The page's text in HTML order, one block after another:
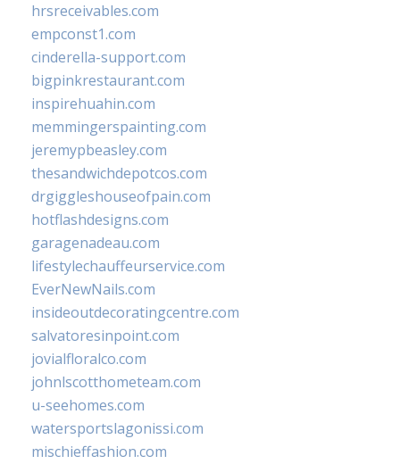
hrsreceivables.com
empconst1.com
cinderella-support.com
bigpinkrestaurant.com
inspirehuahin.com
memmingerspainting.com
jeremypbeasley.com
thesandwichdepotcos.com
drgiggleshouseofpain.com
hotflashdesigns.com
garagenadeau.com
lifestylechauffeurservice.com
EverNewNails.com
insideoutdecoratingcentre.com
salvatoresinpoint.com
jovialfloralco.com
johnlscotthometeam.com
u-seehomes.com
watersportslagonissi.com
mischieffashion.com